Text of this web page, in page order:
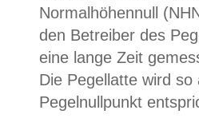
Normalhöhennull
den Betreiber des
eine lange Zeit
Die Pegellatte wird
Pegelnullpunkt